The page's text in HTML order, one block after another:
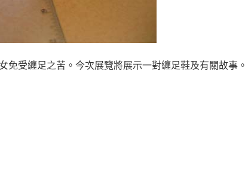
免受纏足之苦。今次展覽將展示一對纏足鞋及有關故事。